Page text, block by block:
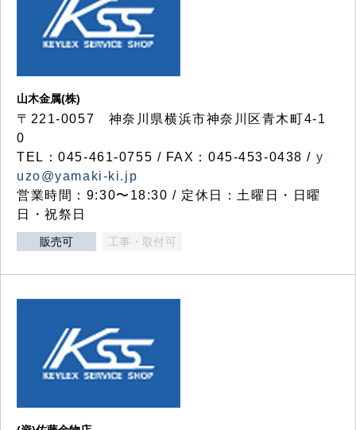
山木金属(株)
〒221-0057 神奈川県横浜市神奈川区青木町4-1
0
TEL：045-461-0755 / FAX：045-453-0438 / y
uzo@yamaki-ki.jp
営業時間：9:30〜18:30 / 定休日：土曜日・日曜
日・祝祭日
販売可 工事・取付可